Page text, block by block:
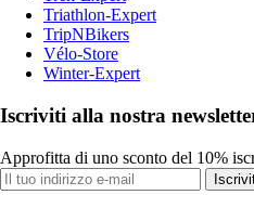
Triathlon-Expert
TripNBikers
Vélo-Store
Winter-Expert
Iscriviti alla nostra
Approfitta di uno sconto del 10%